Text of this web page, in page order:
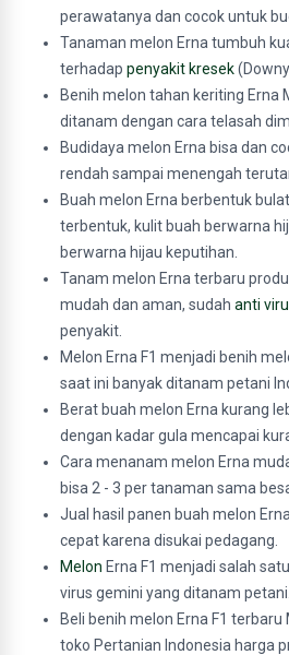
perawatanya dan cocok untuk
Tanaman melon Erna tumbuh
terhadap penyakit kresek
Benih melon tahan keriting Erna
ditanam dengan cara telasah
Budidaya melon Erna bisa dan
rendah sampai menengah
Buah melon Erna berbentuk
terbentuk, kulit buah berwarna
berwarna hijau keputihan.
Tanam melon Erna terbaru
mudah dan aman, sudah anti
penyakit.
Melon Erna F1 menjadi benih
saat ini banyak ditanam petani
Berat buah melon Erna kurang
dengan kadar gula mencapai
Cara menanam melon Erna
bisa 2 - 3 per tanaman sama
Jual hasil panen buah melon
cepat karena disukai pedagang.
Melon Erna F1 menjadi salah
virus gemini yang ditanam petani.
Beli benih melon Erna F1
toko Pertanian Indonesia harga